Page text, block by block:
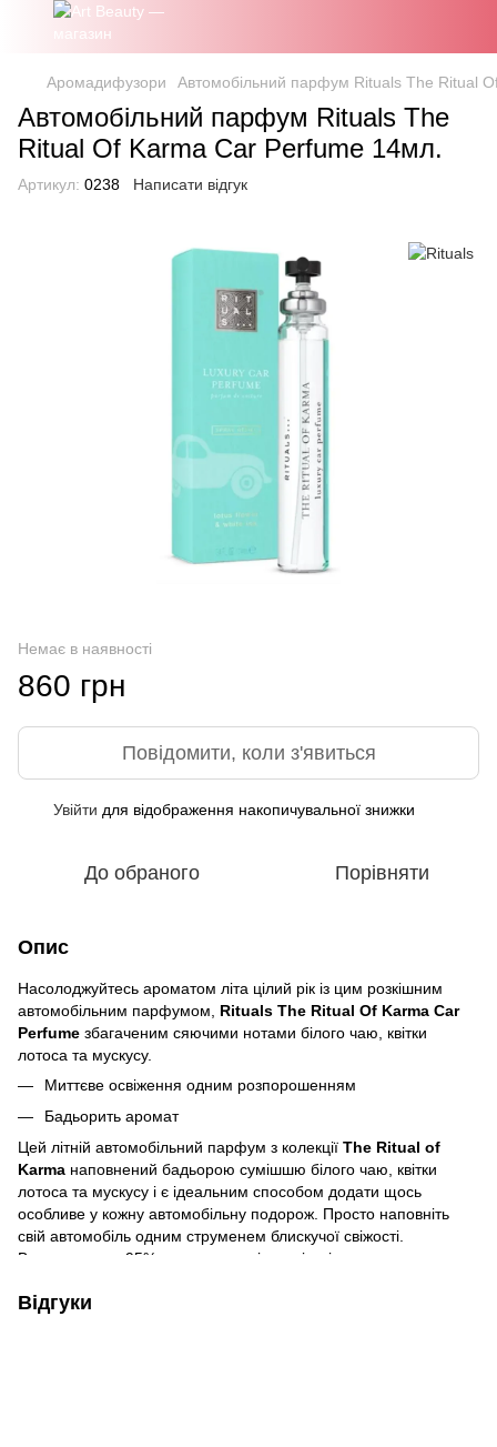
Аромадифузори Автомобільний парфум Rituals The Ritual
Автомобільний парфум Rituals The
Ritual Of Karma Car Perfume 14мл.
Артикул: 0238 Написати відгук
Немає в наявності
860 грн
Повідомити, коли з'явиться
Увійти для відображення накопичувальної знижки
До обраного Порівняти
Опис
Насолоджуйтесь ароматом літа цілий рік із цим розкішним
автомобільним парфумом, Rituals The Ritual Of Karma Car
Perfume збагаченим сяючими нотами білого чаю, квітки
лотоса та мускусу.
Миттєве освіження одним розпорошенням
Бадьорить аромат
Цей літній автомобільний парфум з колекції The Ritual of
Karma наповнений бадьорою сумішшю білого чаю, квітки
лотоса та мускусу і є ідеальним способом додати щось
особливе у кожну автомобільну подорож. Просто наповніть
свій автомобіль одним струменем блискучої свіжості.
Виготовлено з 95% натуральних інгредієнтів.
розпилюйте круговими рухами, щоб наповнити машину
Відгуки